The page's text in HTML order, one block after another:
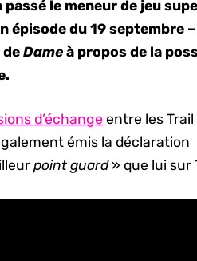
passé le meneur de jeu
épisode du 19 septembre
deDameà propos de la
d’échange entre les Trail
émis la déclaration
point guard» que lui sur